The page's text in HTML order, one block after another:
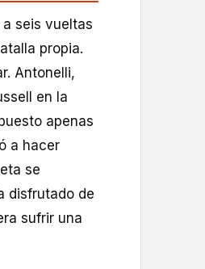
seis vueltas
propia.
Antonelli,
en la
apenas
a hacer
se
disfrutado de
sufrir una